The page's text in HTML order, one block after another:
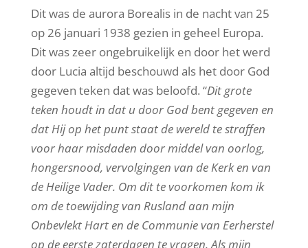
Dit was de aurora Borealis in de nacht van 25
op 26 januari 1938 gezien in geheel Europa.
Dit was zeer ongebruikelijk en door het werd
door Lucia altijd beschouwd als het door God
gegeven teken dat was beloofd. “Dit grote
teken houdt in dat u door God bent gegeven en
dat Hij op het punt staat de wereld te straffen
voor haar misdaden door middel van oorlog,
hongersnood, vervolgingen van de Kerk en van
de Heilige Vader. Om dit te voorkomen kom ik
om de toewijding van Rusland aan mijn
Onbevlekt Hart en de Communie van Eerherstel
op de eerste zaterdagen te vragen. Als mijn